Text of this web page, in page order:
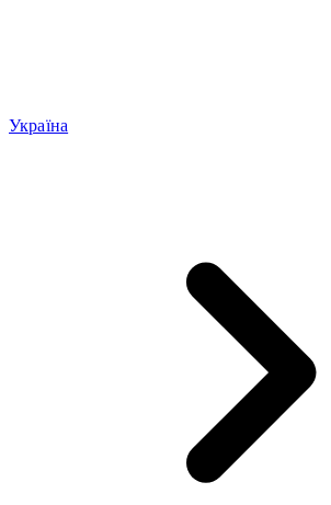
Україна